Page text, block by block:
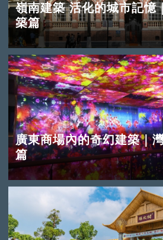
嶺南建築 活化的城市記憶
築篇
廣東商場內的奇幻建築｜
篇